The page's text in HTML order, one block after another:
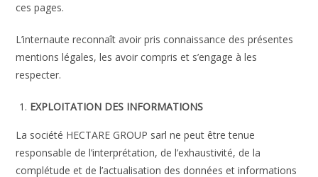
ces pages.
L’internaute reconnaît avoir pris connaissance des présentes
mentions légales, les avoir compris et s’engage à les
respecter.
EXPLOITATION DES INFORMATIONS
La société HECTARE GROUP sarl ne peut être tenue
responsable de l’interprétation, de l’exhaustivité, de la
complétude et de l’actualisation des données et informations